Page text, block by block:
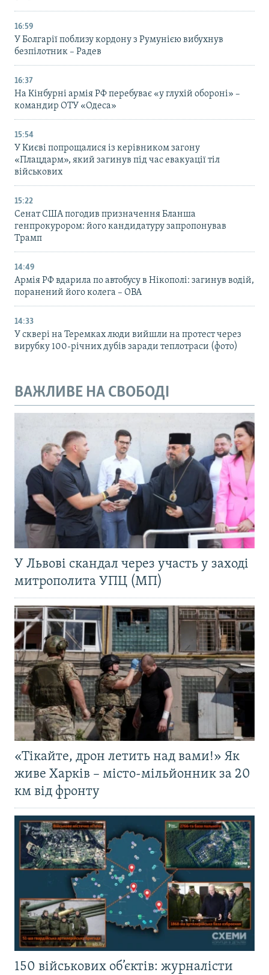
16:59
У Болгарії поблизу кордону з Румунією вибухнув
безпілотник – Радев
16:37
На Кінбурні армія РФ перебуває «у глухій обороні» –
командир ОТУ «Одеса»
15:54
У Києві попрощалися із керівником загону
«Плацдарм», який загинув під час евакуації тіл
військових
15:22
Сенат США погодив призначення Бланша
генпрокурором: його кандидатуру запропонував
Трамп
14:49
Армія РФ вдарила по автобусу в Нікополі: загинув водій,
поранений його колега – ОВА
14:33
У сквері на Теремках люди вийшли на протест через
вирубку 100-річних дубів заради теплотраси (фото)
ВАЖЛИВЕ НА СВОБОДІ
У Львові скандал через участь у заході
митрополита УПЦ (МП)
«Тікайте, дрон летить над вами!» Як
живе Харків – місто-мільйонник за 20
км від фронту
150 військових об’єктів: журналісти